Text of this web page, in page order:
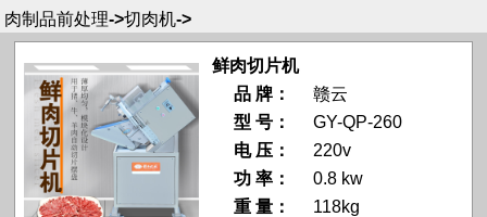
肉制品前处理->切肉机->
鲜肉切片机
品 牌：
赣云
型 号：
GY-QP-260
电 压：
220v
功 率：
0.8 kw
重 量：
118kg